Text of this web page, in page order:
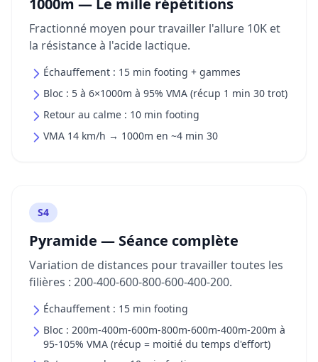
1000m — Le mille répétitions
Fractionné moyen pour travailler l'allure 10K et
la résistance à l'acide lactique.
Échauffement : 15 min footing + gammes
Bloc : 5 à 6×1000m à 95% VMA (récup 1 min 30 trot)
Retour au calme : 10 min footing
VMA 14 km/h → 1000m en ~4 min 30
S4
Pyramide — Séance complète
Variation de distances pour travailler toutes les
filières : 200-400-600-800-600-400-200.
Échauffement : 15 min footing
Bloc : 200m-400m-600m-800m-600m-400m-200m à
95-105% VMA (récup = moitié du temps d'effort)